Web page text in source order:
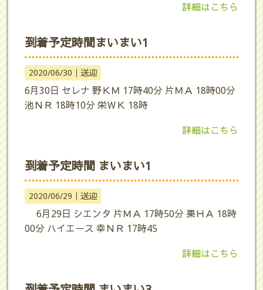
詳細はこちら
到着予定時間まいまい1
2020/06/30｜ 送迎
6月30日 セレナ 野ＫＭ 17時40分 片ＭＡ 18時00分
池ＮＲ 18時10分 栄ＷＫ 18時
詳細はこちら
到着予定時間 まいまい1
2020/06/29｜ 送迎
6月29日 シエンタ 片ＭＡ 17時50分 栗ＨＡ 18時
00分 ハイエース 幸ＮＲ 17時45
詳細はこちら